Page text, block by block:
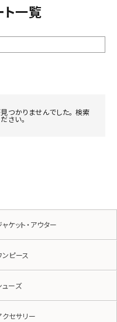
ト一覧
つかりませんでした。 検索
さい。
ャケット・アウター
ンピース
ューズ
クセサリー